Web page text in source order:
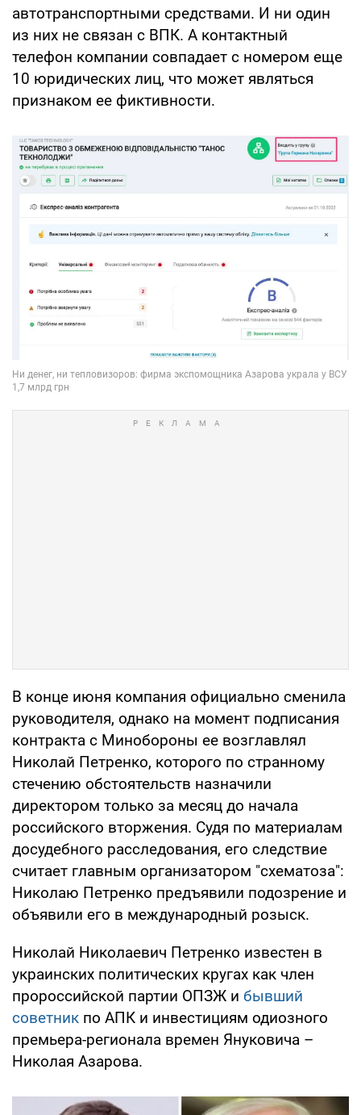
автотранспортными средствами. И ни один
из них не связан с ВПК. А контактный
телефон компании совпадает с номером еще
10 юридических лиц, что может являться
признаком ее фиктивности.
В конце июня компания официально сменила
руководителя, однако на момент подписания
контракта с Минобороны ее возглавлял
Николай Петренко, которого по странному
стечению обстоятельств назначили
директором только за месяц до начала
российского вторжения. Судя по материалам
досудебного расследования, его следствие
считает главным организатором "схематоза":
Николаю Петренко предъявили подозрение и
объявили его в международный розыск.
Николай Николаевич Петренко известен в
украинских политических кругах как член
пророссийской партии ОПЗЖ и бывший
советник по АПК и инвестициям одиозного
премьера-регионала времен Януковича –
Николая Азарова.